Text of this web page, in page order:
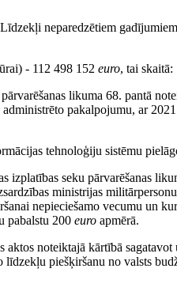
neparedzētiem
- 112 498 152 euro, tai skaitā:
likuma 68. pantā
administrēto pakalpojumu, ar
tehnoloģiju sistēmu
izplatības seku pārvarēšanas
ministrijas
nepieciešamo vecumu un
pabalstu 200 euro apmērā.
noteiktajā kārtībā sagatavot
piešķiršanu no valsts